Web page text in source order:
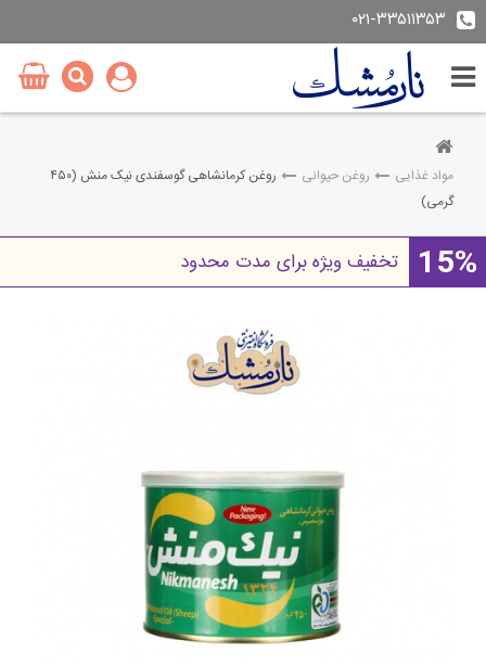
۰۲۱-۳۳۵۱۱۳۵۳
مواد غذایی روغن حیوانی
روغن کرمانشاهی گوسفندی نیک منش (۴۵۰
گرمی)
15% تخفیف ویژه برای مدت محدود